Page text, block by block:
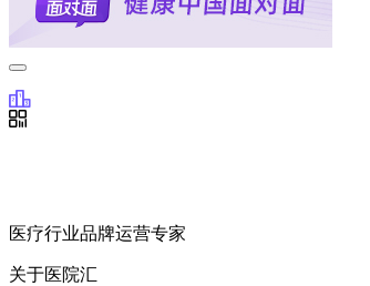
医疗行业品牌运营专家
关于医院汇